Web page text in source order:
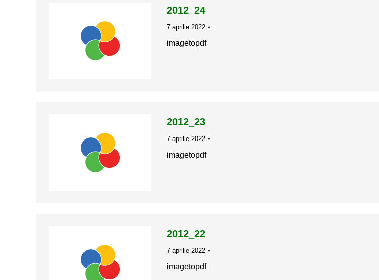
2012_24
7 aprilie 2022
imagetopdf
2012_23
7 aprilie 2022
imagetopdf
2012_22
7 aprilie 2022
imagetopdf